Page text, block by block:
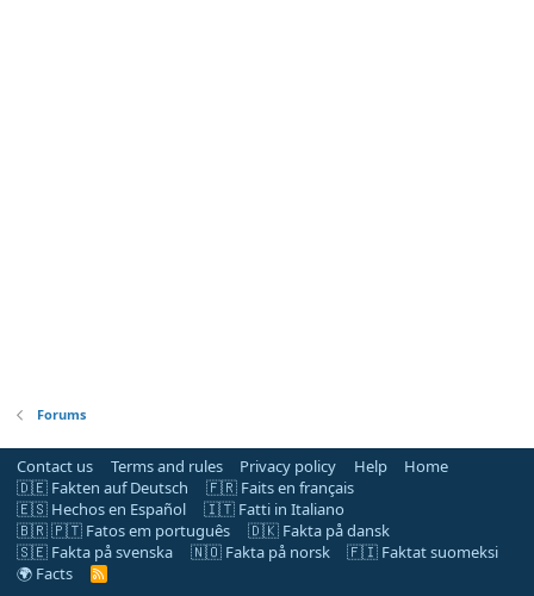
Forums
Contact us Terms and rules Privacy policy Help
Home
🇩🇪 Fakten auf Deutsch
🇫🇷 Faits en français
🇪🇸 Hechos en Español
🇮🇹 Fatti in Italiano
🇧🇷 🇵🇹 Fatos em português
🇩🇰 Fakta på dansk
🇸🇪 Fakta på svenska
🇳🇴 Fakta på norsk
🇫🇮 Faktat suomeksi
🌍 Facts
R